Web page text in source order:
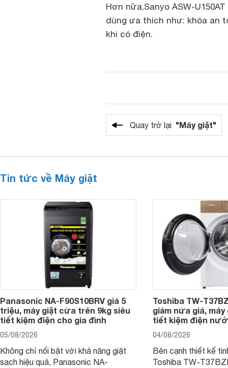
Hơn nữa,Sanyo ASW-
dùng ưa thích như: khóa an
khi có điện.
Quay trở lại "Máy giặt"
Tin tức về Máy giặt
Panasonic NA-F90S10BRV giá 5
triệu, máy giặt cửa trên 9kg siêu
tiết kiệm điện cho gia đình
05/08/2026
Không chỉ nổi bật với khả năng giặt
sạch hiệu quả, Panasonic NA-
Toshiba TW-
giảm nửa giá,
tiết kiệm điện
04/08/2026
Bên cạnh thiết kế
Toshiba TW-